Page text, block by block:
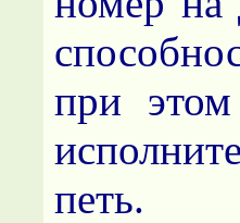
при
петь.